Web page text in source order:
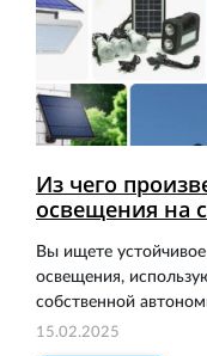
Из чего
освещения на
Вы ищете
освещения,
собственной
15.02.2025